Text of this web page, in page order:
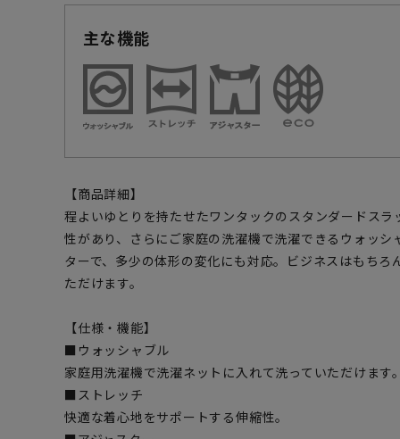
主な機能
【商品詳細】
程よいゆとりを持たせたワンタックのスタンダードス
性があり、さらにご家庭の洗濯機で洗濯できるウォッシ
ターで、多少の体形の変化にも対応。ビジネスはもち
ただけます。
【仕様・機能】
■ウォッシャブル
家庭用洗濯機で洗濯ネットに入れて洗っていただけます
■ストレッチ
快適な着心地をサポートする伸縮性。